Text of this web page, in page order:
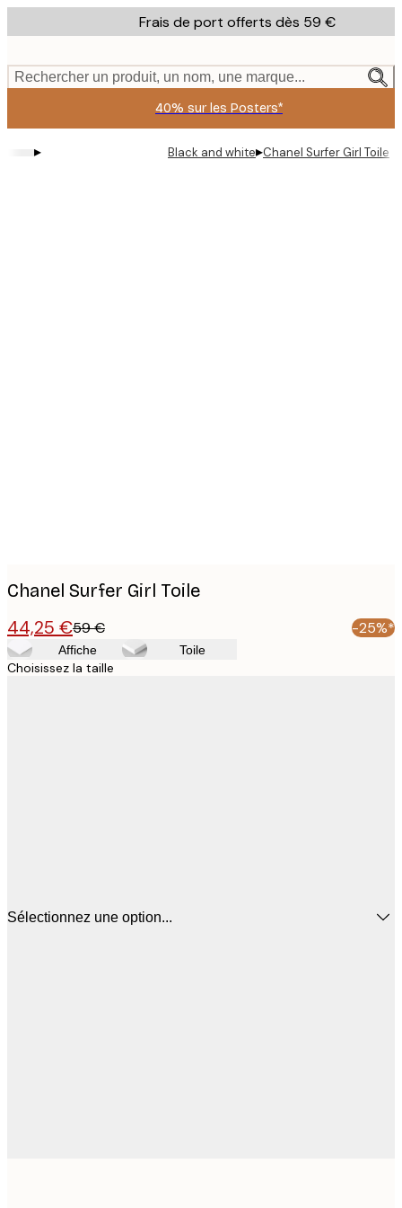
to
content.
Frais de port offerts dès 59 €
Rechercher un produit, un nom, une marque...
40% sur les Posters*
▸ Black and white▸Chanel Surfer Girl Toile
Chanel Surfer Girl Toile
44,25 €59 € -25%*
Affiche Toile
Choisissez la taille
Sélectionnez une option...